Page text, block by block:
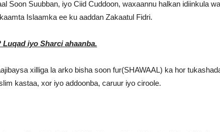
Soon Suubban, iyo Ciid Cuddoon, waxaannu halkan idiinkula
Islaamka ee ku aaddan Zakaatul Fidri.
Luqad iyo Sharci ahaanba.
xilliga la arko bisha soon fur(SHAWAAL) ka hor
kastaa, xor iyo addoonba, caruur iyo ciroole.